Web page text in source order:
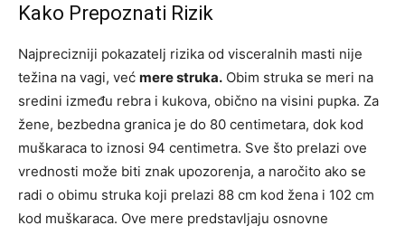
Kako Prepoznati Rizik
Najprecizniji pokazatelj rizika od visceralnih masti nije
težina na vagi, već mere struka. Obim struka se meri na
sredini između rebra i kukova, obično na visini pupka. Za
žene, bezbedna granica je do 80 centimetara, dok kod
muškaraca to iznosi 94 centimetra. Sve što prelazi ove
vrednosti može biti znak upozorenja, a naročito ako se
radi o obimu struka koji prelazi 88 cm kod žena i 102 cm
kod muškaraca. Ove mere predstavljaju osnovne